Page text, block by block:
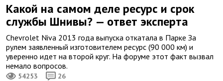
Какой на самом деле ресурс и срок
службы Шнивы? — ответ эксперта
Chevrolet Niva 2013 года выпуска откатала в Парке За
рулем заявленный изготовителем ресурс (90 000 км) и
уверенно идет на второй круг. На форуме этот факт вызвал
немало вопросов.
54253 26